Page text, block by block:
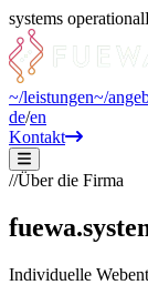
systems operational
~/leistungen~/
de/en
Kontakt
//Über die Firma
fuewa
Individuelle